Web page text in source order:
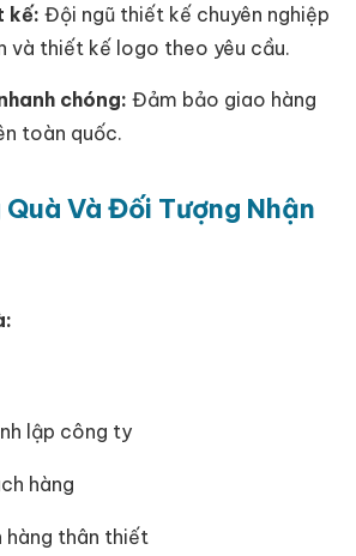
kế: Đội ngũ thiết kế chuyên nghiệp
và thiết kế logo theo yêu cầu.
chóng: Đảm bảo giao hàng
toàn quốc.
Và Đối Tượng Nhận
lập công ty
hàng
hàng thân thiết